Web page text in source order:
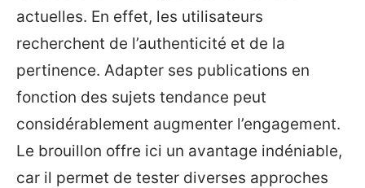
actuelles. En effet, les utilisateurs
recherchent de l’authenticité et de la
pertinence. Adapter ses publications en
fonction des sujets tendance peut
considérablement augmenter l’engagement.
Le brouillon offre ici un avantage indéniable,
car il permet de tester diverses approches